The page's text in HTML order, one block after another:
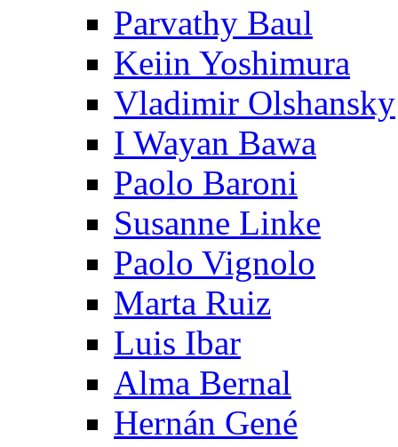
Parvathy Baul
Keiin Yoshimura
Vladimir Olshansky
I Wayan Bawa
Paolo Baroni
Susanne Linke
Paolo Vignolo
Marta Ruiz
Luis Ibar
Alma Bernal
Hernán Gené